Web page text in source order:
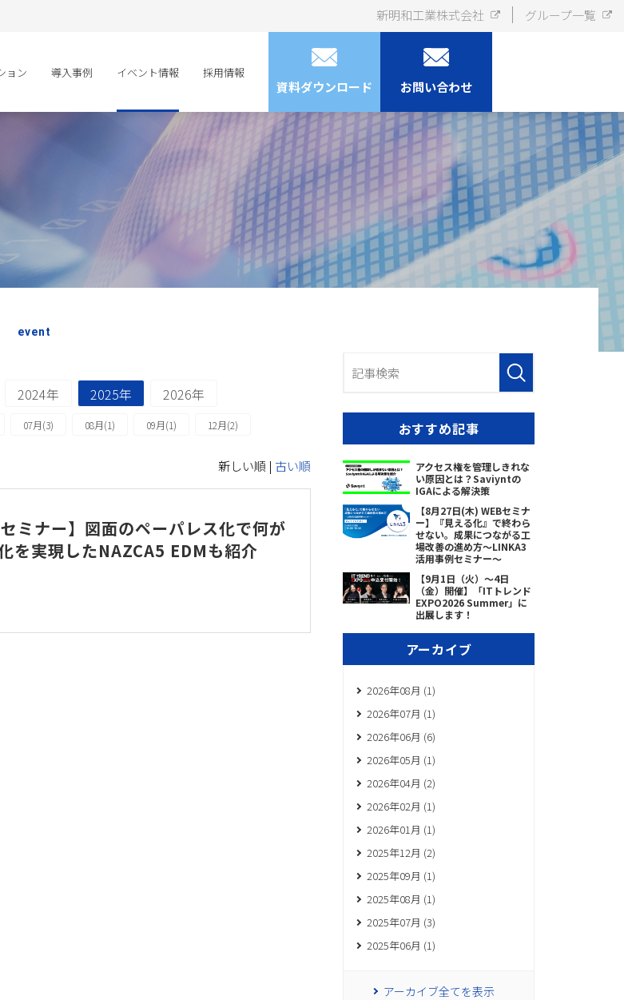
ョン 導入事例 イベント情報 採用情報
資料ダウンロード お問い合わせ
新明和工業株式会社 グループ一覧
event
2024年 2025年 2026年
07月(3) 08月(1) 09月(1) 12月(2)
新しい順 | 古い順
ミナー】図面のペーパレス化で何が
を実現したNAZCA5 EDMも紹介
おすすめ記事
アクセス権を管理しきれな
い原因とは？Saviyntの
IGAによる解決策
【8月27日(木) WEBセミナ
ー】『見える化』で終わら
せない。成果につながる工
場改善の進め方～LINKA3
活用事例セミナー～
【9月1日（火）～4日
（金）開催】「ITトレンド
EXPO2026 Summer」に
出展します！
アーカイブ
2026年08月 (1)
2026年07月 (1)
2026年06月 (6)
2026年05月 (1)
2026年04月 (2)
2026年02月 (1)
2026年01月 (1)
2025年12月 (2)
2025年09月 (1)
2025年08月 (1)
2025年07月 (3)
2025年06月 (1)
アーカイブ全てを表示